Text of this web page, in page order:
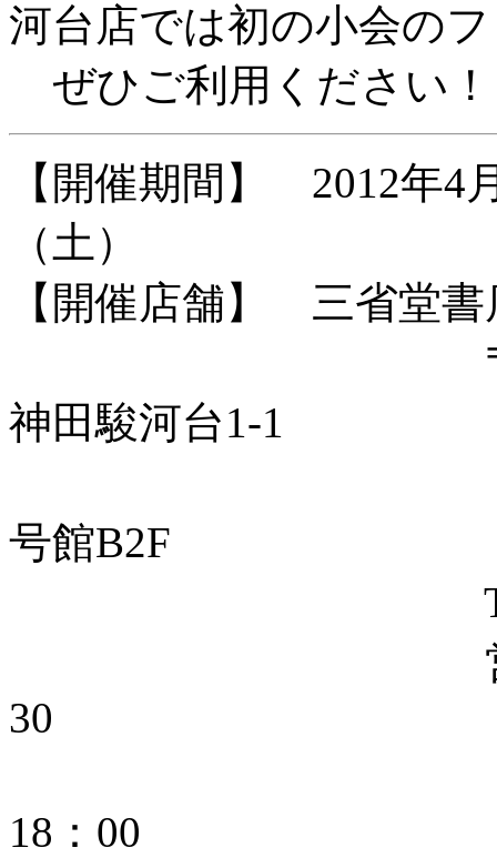
河台店では初の小会の
ぜひご利用ください！
【開催期間】 2012年4
（土）
【開催店舗】 三省堂
〒101-8301
神田駿河台1-1
号館B2F
TEL： 03-
営業時間：
30
18：00